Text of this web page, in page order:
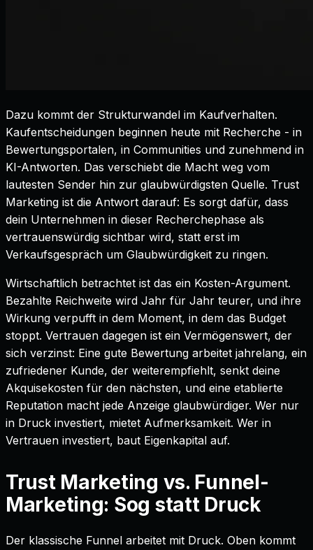
Dazu kommt der Strukturwandel im Kaufverhalten.
Kaufentscheidungen beginnen heute mit Recherche - in
Bewertungsportalen, in Communities und zunehmend in
KI-Antworten. Das verschiebt die Macht weg vom
lautesten Sender hin zur glaubwürdigsten Quelle. Trust
Marketing ist die Antwort darauf: Es sorgt dafür, dass
dein Unternehmen in dieser Recherchephase als
vertrauenswürdig sichtbar wird, statt erst im
Verkaufsgespräch um Glaubwürdigkeit zu ringen.
Wirtschaftlich betrachtet ist das ein Kosten-Argument.
Bezahlte Reichweite wird Jahr für Jahr teurer, und ihre
Wirkung verpufft in dem Moment, in dem das Budget
stoppt. Vertrauen dagegen ist ein Vermögenswert, der
sich verzinst: Eine gute Bewertung arbeitet jahrelang, ein
zufriedener Kunde, der weiterempfiehlt, senkt deine
Akquisekosten für den nächsten, und eine etablierte
Reputation macht jede Anzeige glaubwürdiger. Wer nur
in Druck investiert, mietet Aufmerksamkeit. Wer in
Vertrauen investiert, baut Eigenkapital auf.
Trust Marketing vs. Funnel-
Marketing: Sog statt Druck
Der klassische Funnel arbeitet mit Druck. Oben kommt